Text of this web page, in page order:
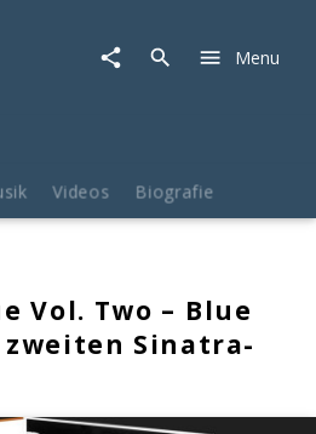
Menu
Videos Biografie
Vol. Two – Blue
Sinatra-